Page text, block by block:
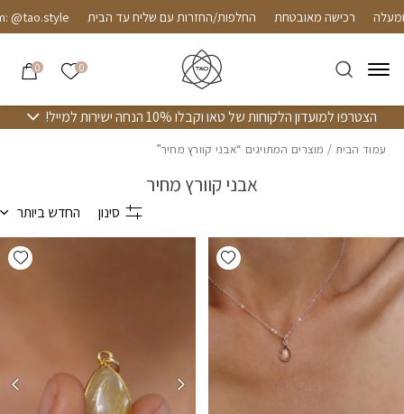
Skip to Contentרכישה מאובטחת החלפות/החזרות עם שליח עד הבית
0 הרשימה
0
הצטרפו למועדון הלקוחות של טאו וקבלו 10% הנחה ישירות למייל!
עמוד הבית / מוצרים המתויגים “אבני קוורץ מחיר”
אבני קוורץ מחיר
סינון החדש ביותר
Add wishlist
בחזרה למעלה